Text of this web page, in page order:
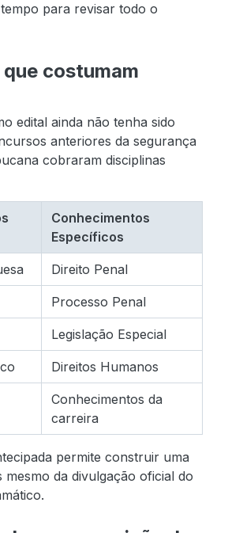
para revisar todo o
costumam
edital ainda não tenha sido
anteriores da segurança
cobraram disciplinas
Conhecimentos
Específicos
Direito Penal
Processo Penal
Legislação Especial
Direitos Humanos
Conhecimentos da
carreira
permite construir uma
mesmo da divulgação oficial do